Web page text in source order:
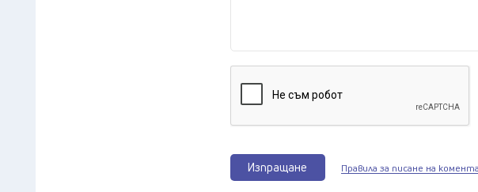
Изпращане Правила за писане на